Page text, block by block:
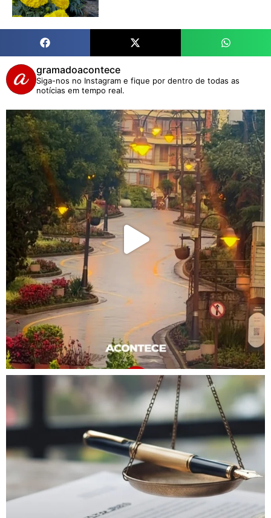
gramadoacontece
Siga-nos no Instagram e fique por dentro de todas as
notícias em tempo real.